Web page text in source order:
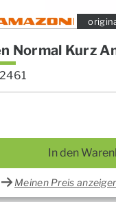
Normal Kurz
In den
Meinen Preis